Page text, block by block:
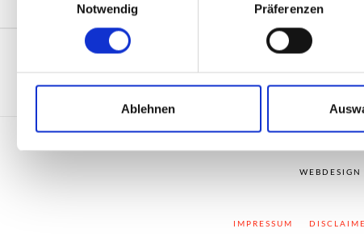
Notwendig
Präferenzen
Ablehnen
WEBDESIGN
IMPRESSUM